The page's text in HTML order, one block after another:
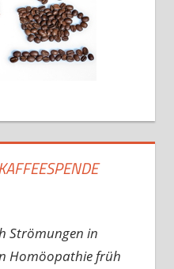
Strömungen in
Homöopathie früh